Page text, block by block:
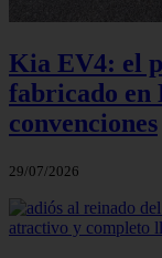
Kia EV4: el
fabricado en
convenciones
29/07/2026